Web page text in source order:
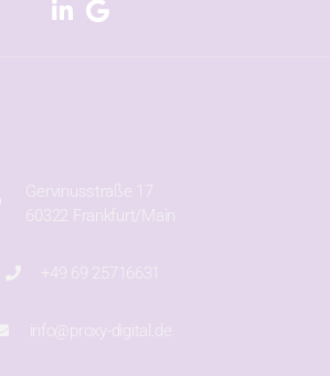
Gervinusstraße 17
60322 Frankfurt/Main
+49 69 25716631
info@proxy-digital.de